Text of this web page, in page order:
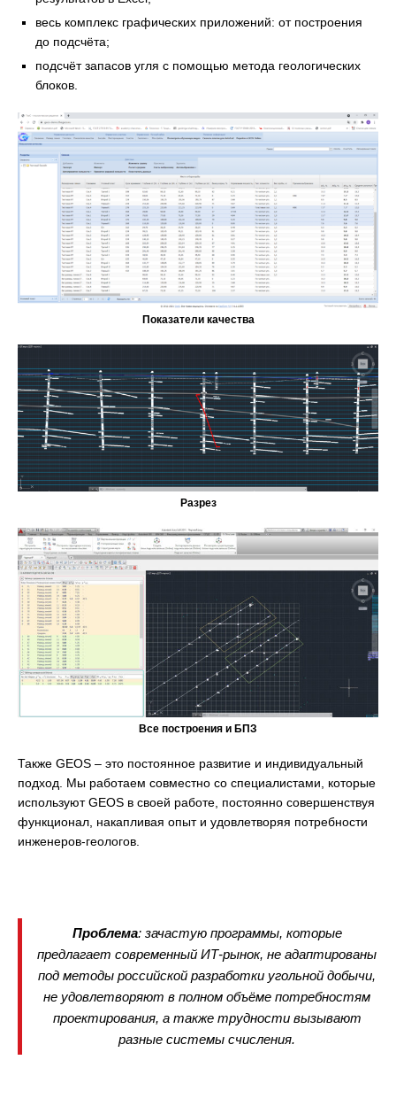
весь комплекс графических приложений: от построения
до подсчёта;
подсчёт запасов угля с помощью метода геологических
блоков.
Показатели качества
Разрез
Все построения и БПЗ
Также GEOS – это постоянное развитие и индивидуальный
подход. Мы работаем совместно со специалистами, которые
используют GEOS в своей работе, постоянно совершенствуя
функционал, накапливая опыт и удовлетворяя потребности
инженеров-геологов.
Проблема: зачастую программы, которые
предлагает современный ИТ-рынок, не адаптированы
под методы российской разработки угольной добычи,
не удовлетворяют в полном объёме потребностям
проектирования, а также трудности вызывают
разные системы счисления.